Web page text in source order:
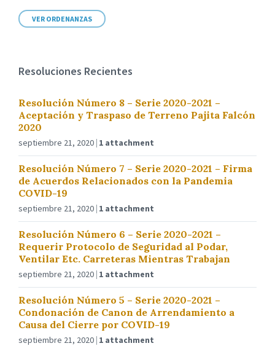
VER ORDENANZAS
Resoluciones Recientes
Resolución Número 8 – Serie 2020-2021 –
Aceptación y Traspaso de Terreno Pajita Falcón
2020
septiembre 21, 2020 1 attachment
Resolución Número 7 – Serie 2020-2021 – Firma
de Acuerdos Relacionados con la Pandemia
COVID-19
septiembre 21, 2020 1 attachment
Resolución Número 6 – Serie 2020-2021 –
Requerir Protocolo de Seguridad al Podar,
Ventilar Etc. Carreteras Mientras Trabajan
septiembre 21, 2020 1 attachment
Resolución Número 5 – Serie 2020-2021 –
Condonación de Canon de Arrendamiento a
Causa del Cierre por COVID-19
septiembre 21, 2020 1 attachment